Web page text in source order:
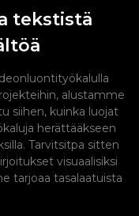
tekstistä
alustamme
siihen, kuinka luojat
herättääkseen
Tarvitsitpa sitten
visuaalisiksi
tarjoaa tasalaatuista